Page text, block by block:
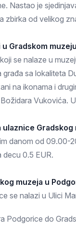
Zlatar
Nastao je
zbirka od velikog
Gradskom
se nalaze u
sa lokaliteta
na ikonama i
Vukovića.
ulaznice
danom od 09.00-
decu 0.5 EUR.
muzeja u
se nalazi u Ulici
Podgorice do